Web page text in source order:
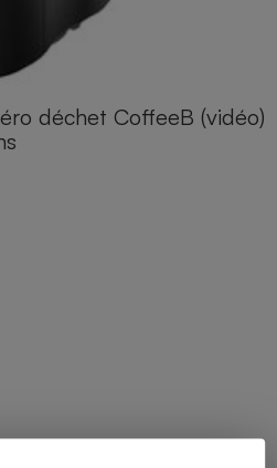
déchet CoffeeB (vidéo)